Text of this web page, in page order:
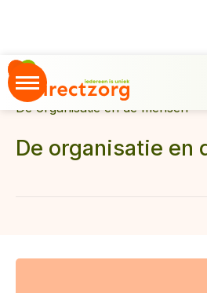
Home
Over ons
De organisatie en de mensen
De organisatie en